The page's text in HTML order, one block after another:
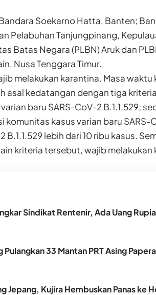
Soekarno Hatta, Banten;
Pelabuhan Tanjungpinang,
Batas Negara (PLBN) Aruk dan
Nusa Tenggara Timur.
melakukan karantina. Masa waktu
asal kedatangan dengan tiga
baru SARS-CoV-2 B.1.1.529;
kasus varian baru SARS-
lebih dari 10 ribu kasus.
kriteria tersebut, wajib melakukan
Sindikat Rentenir, Ada Uang
Pulangkan 33 Mantan PRT Asing
Jepang, Kujira Hembuskan Panas ke